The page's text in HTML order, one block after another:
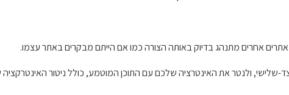
אחרים מתנהג בדיוק באותה הצורה כמו אם הייתם מבקרים באתר עצמו.
ולנטר את האינטרציה שלכם עם התוכן המוטמע, כולל ניטור